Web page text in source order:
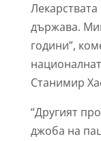
държава.
години”,
Станимир
“Другият
джоба на